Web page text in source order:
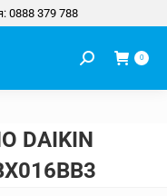
0888 379 788
Search: 0
DAIKIN